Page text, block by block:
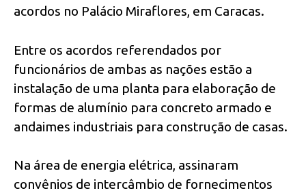
acordos no Palácio Miraflores, em Caracas.
Entre os acordos referendados por
funcionários de ambas as nações estão a
instalação de uma planta para elaboração de
formas de alumínio para concreto armado e
andaimes industriais para construção de casas.
Na área de energia elétrica, assinaram
convênios de intercâmbio de fornecimentos